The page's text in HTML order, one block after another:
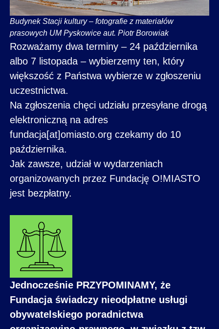
Budynek Stacji kultury – fotografie z materiałów
prasowych UM Pyskowice aut. Piotr Borowiak
Rozważamy dwa terminy – 24 października
albo 7 listopada – wybierzemy ten, który
większość z Państwa wybierze w zgłoszeniu
uczestnictwa.
Na zgłoszenia chęci udziału przesyłane drogą
elektroniczną na adres
fundacja[at]omiasto.org czekamy do 10
października.
Jak zawsze, udział w wydarzeniach
organizowanych przez Fundację O!MIASTO
jest bezpłatny.
Jednocześnie PRZYPOMINAMY, że
Fundacja świadczy nieodpłatne usługi
obywatelskiego poradnictwa